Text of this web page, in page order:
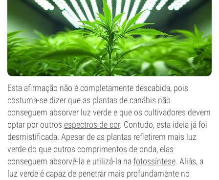
Esta afirmação não é completamente descabida, pois
costuma-se dizer que as plantas de canábis não
conseguem absorver luz verde e que os cultivadores devem
optar por outros espectros de cor. Contudo, esta ideia já foi
desmistificada. Apesar de as plantas refletirem mais luz
verde do que outros comprimentos de onda, elas
conseguem absorvê-la e utilizá-la nafotossíntese. Aliás, a
luz verde é capaz de penetrar mais profundamente no